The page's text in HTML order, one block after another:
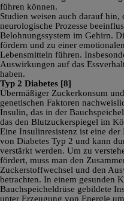
führen können.
Studien weisen auch darauf hin,
neurologische Prozesse
Belohnungssystem im Gehirn.
fördern und zu einer
Lebensmitteln führen.
Auswirkungen auf das
haben.
Typ 2 Diabetes [8]
Übermäßiger Zuckerkonsum
genetischen Faktoren
Insulin, das in der
das den Blutzuckerspiegel im
Eine Insulinresistenz ist eine
von Diabetes Typ 2 und kann
verstärkt werden. Um zu
fördert, muss man den
Zuckerstoffwechsel und den
betrachten. In einem gesunden
Bauchspeicheldrüse gebildete
unter Erzeugung von Energie